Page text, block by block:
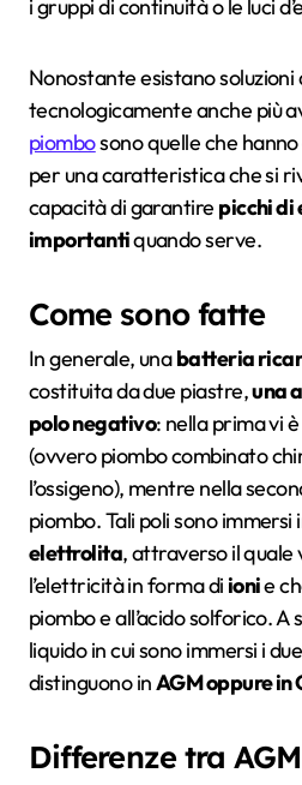
i gruppi di continuità o le luci
Nonostante esistano soluzioni
tecnologicamente anche più
piombosono quelle che
per una caratteristica che si
capacità di garantire picchi di
importantiquando serve.
Come sono fatte
In generale, unabatteria
costituita da due piastre,una
polo negativo: nella prima vi è
(ovvero piombo combinato
l’ossigeno), mentre nella
piombo. Tali poli sono immersi
elettrolita, attraverso il quale
l’elettricità in forma diionie
piombo e all’acido solforico. A
liquido in cui sono immersi i
distinguono inAGM oppure in
Differenze tra